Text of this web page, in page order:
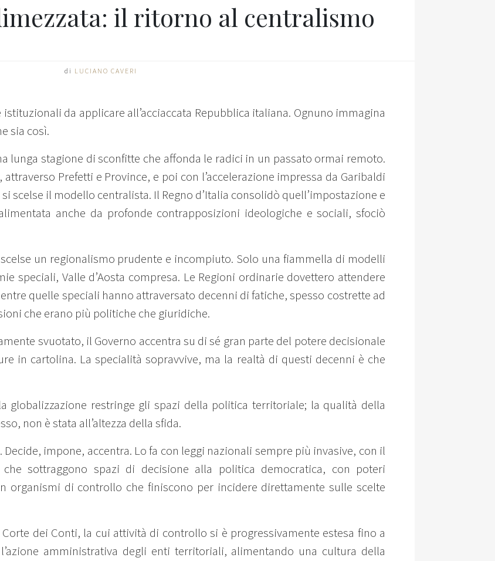
il ritorno al centralismo
di LUCIANO CAVERI
da applicare all’acciaccata Repubblica italiana. Ognuno immagina
sia così.
lunga stagione di sconfitte che affonda le radici in un passato ormai remoto.
Prefetti e Province, e poi con l’accelerazione impressa da Garibaldi
scelse il modello centralista. Il Regno d’Italia consolidò quell’impostazione e
anche da profonde contrapposizioni ideologiche e sociali, sfociò
un regionalismo prudente e incompiuto. Solo una fiammella di modelli
speciali, Valle d’Aosta compresa. Le Regioni ordinarie dovettero attendere
quelle speciali hanno attraversato decenni di fatiche, spesso costrette ad
che erano più politiche che giuridiche.
svuotato, il Governo accentra su di sé gran parte del potere decisionale
in cartolina. La specialità sopravvive, ma la realtà di questi decenni è che
globalizzazione restringe gli spazi della politica territoriale; la qualità della
non è stata all’altezza della sfida.
impone, accentra. Lo fa con leggi nazionali sempre più invasive, con il
sottraggono spazi di decisione alla politica democratica, con poteri
organismi di controllo che finiscono per incidere direttamente sulle scelte
dei Conti, la cui attività di controllo si è progressivamente estesa fino a
amministrativa degli enti territoriali, alimentando una cultura della